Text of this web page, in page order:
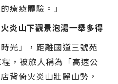
療癒體驗。」
炎山下觀景泡湯一舉多得
光」，距離國道三號苑
，被旅人稱為「高速公
背倚火炎山壯麗山勢，